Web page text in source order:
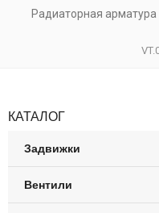
Радиаторная арматура
КАТАЛОГ
Задвижки
Вентили